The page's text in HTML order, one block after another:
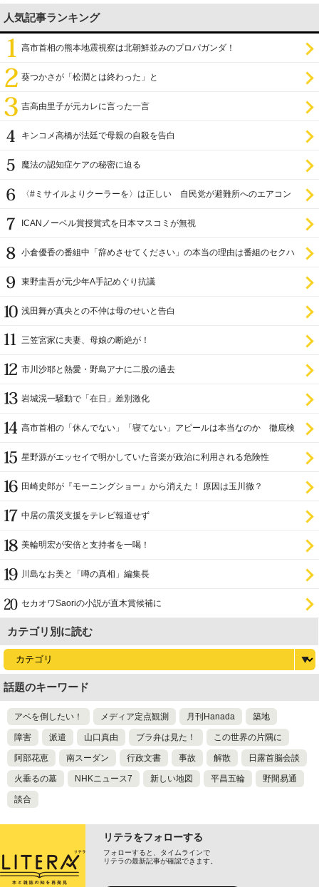
人気記事ランキング
高市首相の熊本地震視察は北朝鮮並みのプロパガンダ！
葵つかさが「松潤とは終わった」と
吉高由里子が元カレに言った一言
キンコメ高橋が法廷で母親の自殺を告白
魔法の認知症ケアの秘密に迫る
〈#ミサイルよりクーラーを〉は正しい 自民党が避難所へのエアコン
ICANノーベル賞授賞式を日本マスコミが無視
小倉優香の番組中「辞めさせてください」の本当の理由は番組のセクハ
東野圭吾が元少年A手記めぐり抗議
浅田舞が真央との不仲は母のせいと告白
三笠宮家に夫妻、母娘の断絶が！
市川沙耶と熱愛・野島アナに二股の過去
岩城滉一騒動で「在日」差別激化
高市首相の「休んでない」「寝てない」アピールは本当なのか 徹底検
星野源がエッセイで明かしていた音楽が政治に利用される危険性
田崎史郎が『モーニングショー』から消えた！ 原因は玉川徹？
中居の震災支援をテレビ報道せず
美輪明宏が安倍と支持者を一喝！
川島なお美と「噂の真相」編集長
セカオワSaoriの小説が直木賞候補に
カテゴリ別に読む
話題のキーワード
アベを倒したい！ メディア定点観測 月刊Hanada 築地
障害 派遣 山口真由 ブラ弁は見た！ この世界の片隅に
阿部花恵 南スーダン 行政文書 事故 解散 日露首脳会談
火垂るの墓 NHKニュース7 新しい地図 平昌五輪 野間易通
談合
リテラをフォローする
フォローすると、タイムラインで
リテラの最新記事が確認できます。